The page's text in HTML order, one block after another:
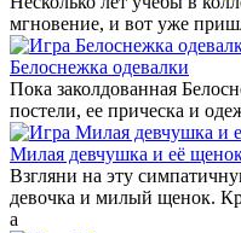
мгновение, и вот уже
Белоснежка одевалки
Пока заколдованная
постели, ее прическа и
Милая девчушка и её
Взгляни на эту
девочка и милый щенок.
а